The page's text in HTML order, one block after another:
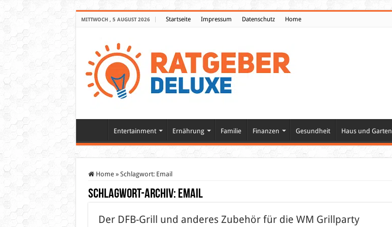
MITTWOCH , 5 AUGUST 2026 Startseite Impressum Datenschutz Home
Entertainment Ernährung Familie Finanzen Gesundheit Haus und Garten
Home » Schlagwort: Email
Schlagwort-Archiv: Email
Der DFB-Grill und anderes Zubehör für die WM Grillparty